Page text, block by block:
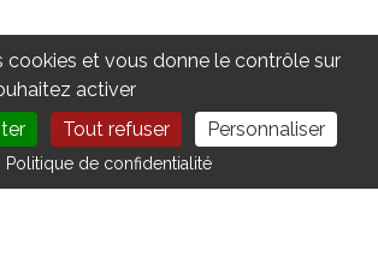
MEMBRE NOUS CONTACTER
cookies et vous donne le contrôle sur
activer
Tout refuser Personnaliser
Politique de confidentialité